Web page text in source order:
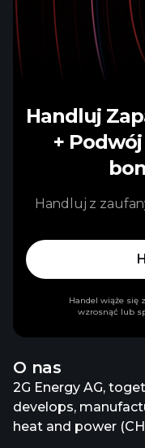
O nas
2G Energy AG,
develops,
heat and power
Handluj
+
Handluj z
Handel wiąże się
wzrosnąć lub